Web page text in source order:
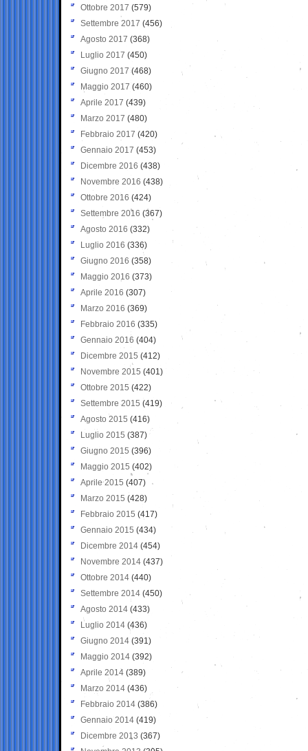
Ottobre 2017 (579)
Settembre 2017 (456)
Agosto 2017 (368)
Luglio 2017 (450)
Giugno 2017 (468)
Maggio 2017 (460)
Aprile 2017 (439)
Marzo 2017 (480)
Febbraio 2017 (420)
Gennaio 2017 (453)
Dicembre 2016 (438)
Novembre 2016 (438)
Ottobre 2016 (424)
Settembre 2016 (367)
Agosto 2016 (332)
Luglio 2016 (336)
Giugno 2016 (358)
Maggio 2016 (373)
Aprile 2016 (307)
Marzo 2016 (369)
Febbraio 2016 (335)
Gennaio 2016 (404)
Dicembre 2015 (412)
Novembre 2015 (401)
Ottobre 2015 (422)
Settembre 2015 (419)
Agosto 2015 (416)
Luglio 2015 (387)
Giugno 2015 (396)
Maggio 2015 (402)
Aprile 2015 (407)
Marzo 2015 (428)
Febbraio 2015 (417)
Gennaio 2015 (434)
Dicembre 2014 (454)
Novembre 2014 (437)
Ottobre 2014 (440)
Settembre 2014 (450)
Agosto 2014 (433)
Luglio 2014 (436)
Giugno 2014 (391)
Maggio 2014 (392)
Aprile 2014 (389)
Marzo 2014 (436)
Febbraio 2014 (386)
Gennaio 2014 (419)
Dicembre 2013 (367)